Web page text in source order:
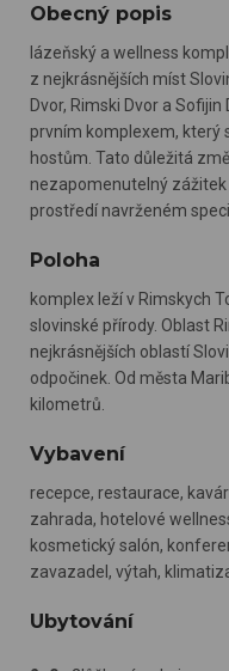
Obecný popis
lázeňský a wellness
z nejkrásnějších míst
Dvor, Rimski Dvor a
prvním komplexem, který
hostům. Tato důležitá
nezapomenutelný
prostředí navrženém
Poloha
komplex leží v Rimskych
slovinské přírody. Oblast
nejkrásnějších oblastí
odpočinek. Od města
kilometrů.
Vybavení
recepce, restaurace,
zahrada, hotelové
kosmetický salón,
zavazadel, výtah,
Ubytování